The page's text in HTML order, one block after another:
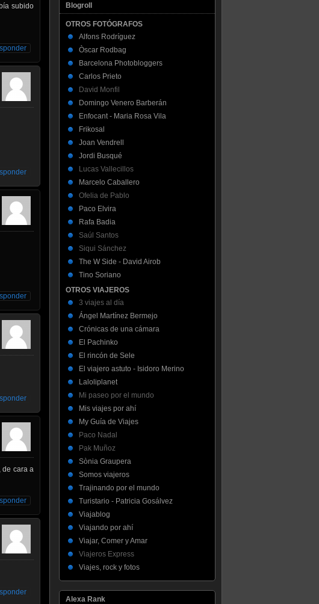
subido
de cara a
Blogroll
OTROS FOTÓGRAFOS
Alfons Rodríguez
Òscar Rodbag
Barcelona Photobloggers
Carlos Prieto
David Monfil
Domingo Venero Barberán
Enfocant - Maria Rosa Vila
Frikosal
Joan Vendrell
Jordi Busqué
Lucas Vallecillos
Marcelo Caballero
Ofelia de Pablo
Paco Elvira
Rafa Badia
Saúl Santos
Siqui Sánchez
The W Side - David Airob
Tino Soriano
OTROS VIAJEROS
3 viajes al día
Ángel Martínez Bermejo
Crónicas de una cámara
El Pachinko
El rincón de Sele
El viajero astuto - Isidoro Merino
Laloliplanet
Mi paseo por el mundo
Mis viajes por ahí
My Guía de Viajes
Paco Nadal
Pak Muñoz
Sònia Graupera
Somos viajeros
Trajinando por el mundo
Turistario - Patricia Gosálvez
Viajablog
Viajando por ahí
Viajar, Comer y Amar
Viajeros Express
Viajes, rock y fotos
Alexa Rank